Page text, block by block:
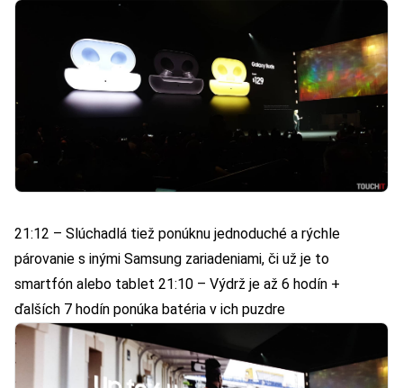
21:12 – Slúchadlá tiež ponúknu jednoduché a rýchle
párovanie s inými Samsung zariadeniami, či už je to
smartfón alebo tablet 21:10 – Výdrž je až 6 hodín +
ďalších 7 hodín ponúka batéria v ich puzdre